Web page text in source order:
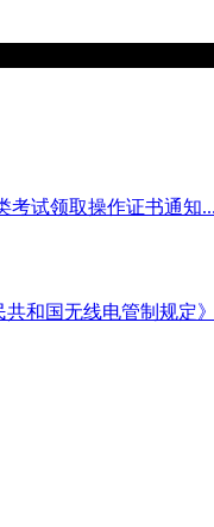
考试领取操作证书通知...
和国无线电管制规定